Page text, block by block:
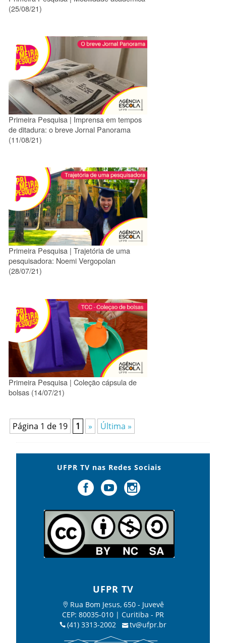
(25/08/21)
Primeira Pesquisa | Imprensa em tempos
de ditadura: o breve Jornal Panorama
(11/08/21)
Primeira Pesquisa | Trajetória de uma
pesquisadora: Noemi Vergopolan
(28/07/21)
Primeira Pesquisa | Coleção cápsula de
bolsas (14/07/21)
Página 1 de 19 1 » Última »
UFPR TV nas Redes Sociais
UFPR TV
Rua Bom Jesus, 650 - Juvevê
CEP: 80035-010 | Curitiba - PR
(41) 3313-2002
tv@ufpr.br